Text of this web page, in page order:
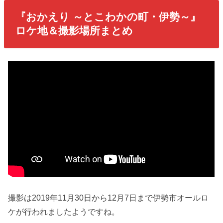
『おかえり ～とこわかの町・伊勢～』
ロケ地＆撮影場所まとめ
撮影は2019年11月30日から12月7日まで伊勢市オールロ
ケが行われましたようですね。